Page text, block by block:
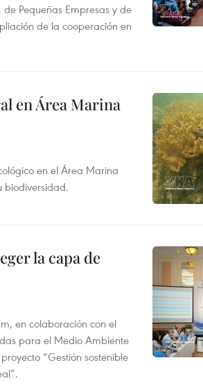
Pequeñas Empresas y de
de la cooperación en
en Área Marina
en el Área Marina
biodiversidad.
la capa de
en colaboración con el
para el Medio Ambiente
“Gestión sostenible